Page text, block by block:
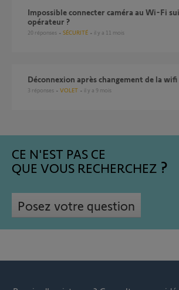
Impossible connecter caméra au Wi-Fi suite changement
opérateur ?
20 réponses SÉCURITÉ il y a 11 mois
Déconnexion après changement de la wifi
3 réponses VOLET il y a 9 mois
CE N'EST PAS CE
QUE VOUS RECHERCHEZ
Posez votre question